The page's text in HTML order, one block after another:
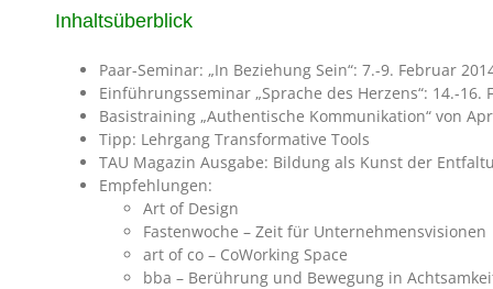
Inhaltsüberblick
Paar-Seminar: „In Beziehung Sein“: 7.-9. Februar
Einführungsseminar „Sprache des Herzens“: 14.-
Basistraining „Authentische Kommunikation“ von
Tipp: Lehrgang Transformative Tools
TAU Magazin Ausgabe: Bildung als Kunst der
Empfehlungen:
Art of Design
Fastenwoche – Zeit für Unternehmensvisionen
art of co – CoWorking Space
bba – Berührung und Bewegung in